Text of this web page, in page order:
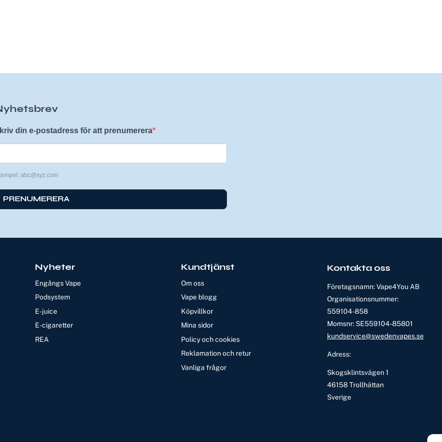
din e-postadress för att prenumerera
abc@xyz.com
PRENUMERERA
Nyheter
Engångs Vape
Podsystem
E-juice
E-cigaretter
REA
Kundtjänst
Om oss
Vape blogg
Köpvillkor
Mina sidor
Policy och cookies
Reklamation och retur
Vanliga frågor
Kontakta oss
Företagsnamn: Vape4You AB
Organisationsnummer:
559104-858
Momsnr: SE559104-85801
kundservice@swedenvapes.se
Adress:
Skogsklintsvägen 1
46158 Trollhättan
Sverige